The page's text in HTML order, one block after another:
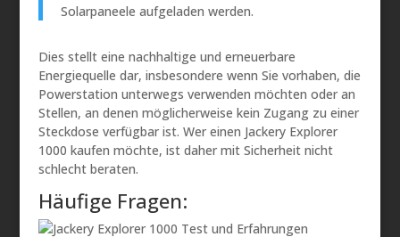
Solarpaneele aufgeladen werden.
Dies stellt eine nachhaltige und erneuerbare
Energiequelle dar, insbesondere wenn Sie vorhaben, die
Powerstation unterwegs verwenden möchten oder an
Stellen, an denen möglicherweise kein Zugang zu einer
Steckdose verfügbar ist. Wer einen Jackery Explorer
1000 kaufen möchte, ist daher mit Sicherheit nicht
schlecht beraten.
Häufige Fragen: